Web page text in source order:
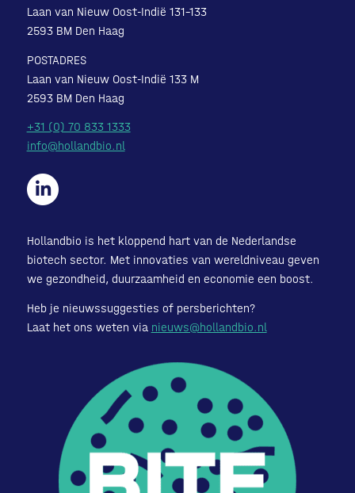
Laan van Nieuw Oost-Indië 131-133
2593 BM Den Haag
POSTADRES
Laan van Nieuw Oost-Indië 133 M
2593 BM Den Haag
+31 (0) 70 833 1333
info@hollandbio.nl
Hollandbio is het kloppend hart van de Nederlandse
biotech sector. Met innovaties van wereldniveau geven
we gezondheid, duurzaamheid en economie een boost.
Heb je nieuwssuggesties of persberichten?
Laat het ons weten via nieuws@hollandbio.nl